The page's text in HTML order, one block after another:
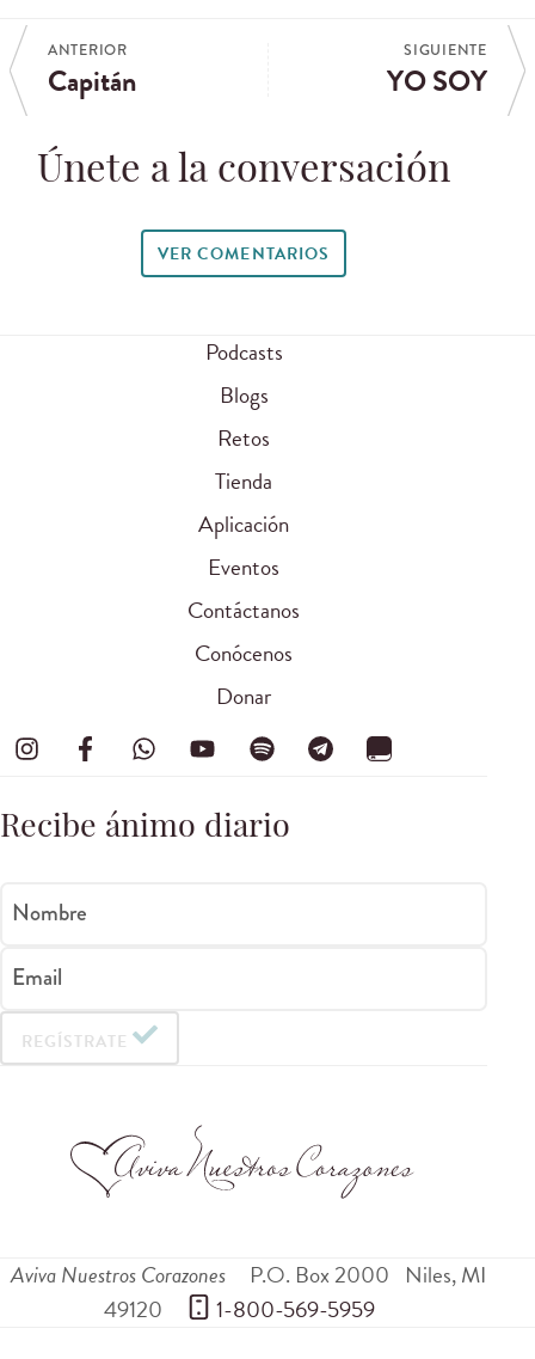
ANTERIOR
Capitán
SIGUIENTE
YO SOY
Únete a la conversación
VER COMENTARIOS
Podcasts
Blogs
Retos
Tienda
Aplicación
Eventos
Contáctanos
Conócenos
Donar
Recibe ánimo diario
Nombre
Email
REGÍSTRATE
Aviva Nuestros Corazones P.O. Box 2000 Niles,MI
49120
1-800-569-5959